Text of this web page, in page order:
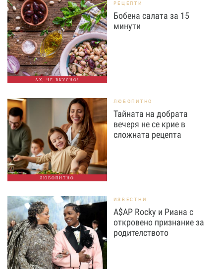
АХ, ЧЕ ВКУСНО!
РЕЦЕПТИ
Бобена салата за 15
минути
ЛЮБОПИТНО
ЛЮБОПИТНО
Тайната на добрата
вечеря не се крие в
сложната рецепта
ИЗВЕСТНИ
A$AP Rocky и Риана с
откровено признание за
родителството